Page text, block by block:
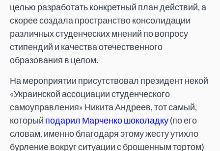
целью разработать конкретный план действий, а
скорее создала пространство консолидации
различных студенческих мнений по вопросу
стипендий и качества отечественного
образования в целом.
На мероприятии присутствовал президент некой
«Украинской ассоциации студенческого
самоуправления» Никита Андреев, тот самый,
который подарил Марченко шоколадку(по его
словам, именно благодаря этому жесту утихло
бурление вокруг ситуации с брошенным тортом)